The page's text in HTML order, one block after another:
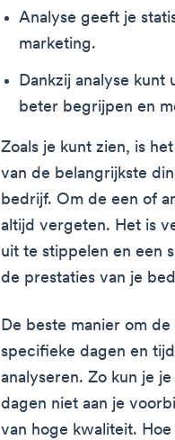
Analyse geeft je
marketing.
Dankzij analyse
beter begrijpen en
Zoals je kunt zien, is
van de belangrijkste
bedrijf. Om de een of
altijd vergeten. Het is
uit te stippelen en een
de prestaties van je
De beste manier om
specifieke dagen en
analyseren. Zo kun je
dagen niet aan je
van hoge kwaliteit.